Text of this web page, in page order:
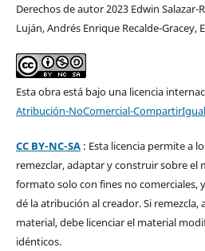
Derechos de autor 2023 Edwin Salazar-
Luján, Andrés Enrique Recalde-Gracey,
Esta obra está bajo una licencia
Atribución-NoComercial-
CC BY-NC-SA: Esta licencia permite a
remezclar, adaptar y construir sobre el
formato solo con fines no comerciales,
dé la atribución al creador. Si
material, debe licenciar el material
idénticos.